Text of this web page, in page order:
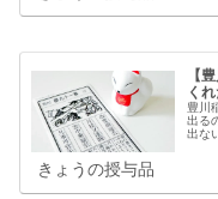
【
く
豊川
出る
出な
きょうの授与品